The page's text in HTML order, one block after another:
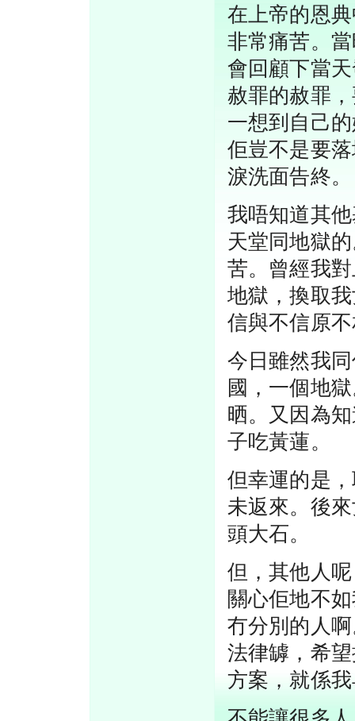
在上帝的恩
非常痛苦。
會回顧下當
赦罪的赦罪
一想到自己
佢豈不是要
淚洗面告終。
我唔知道其
天堂同地獄
苦。曾經我
地獄，換取
信與不信原
今日雖然我
國，一個地
晒。又因為
子吃黃蓮。
但幸運的是
未返來。後
頭大石。
但，其他人
關心佢地不
冇分別的人
法律罅，希
方案，就係